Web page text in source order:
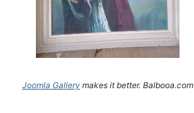
Joomla Gallery makes it better. Balbooa.com